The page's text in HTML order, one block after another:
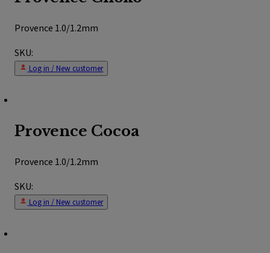
Provence 1.0/1.2mm
SKU:
Log in / New customer
Provence Cocoa
Provence 1.0/1.2mm
SKU:
Log in / New customer